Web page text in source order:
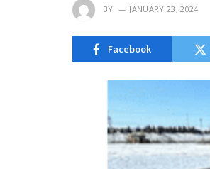
BY JANUARY 23, 2024
Facebook